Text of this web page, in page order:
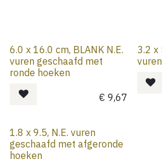
6.0 x 16.0 cm, BLANK N.E.
vuren geschaafd met
ronde hoeken
€ 9,67
3.2 x
1.8 x 9.5, N.E. vuren
geschaafd met afgeronde
hoeken